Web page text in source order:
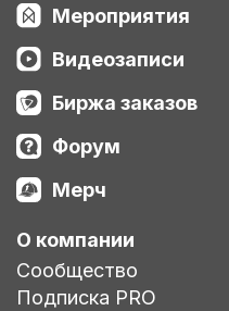
Мероприятия
Видеозаписи
Биржа заказов
Форум
Мерч
О компании
Сообщество
Подписка PRO